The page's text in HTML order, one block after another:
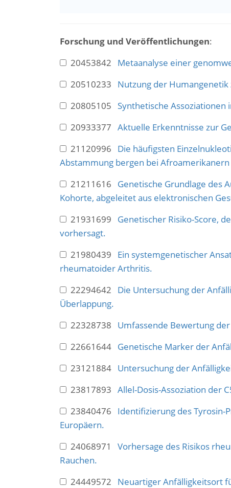
Forschung und Veröffentlichungen:
20453842 Metaanalyse einer
20510233 Nutzung der
20805105 Synthetische
20933377 Aktuelle Erkenntnisse zur
21120996 Die häufigsten
Abstammung bergen bei
21211616 Genetische Grundlage des
Kohorte, abgeleitet aus elektronischen
21931699 Genetischer Risiko-Score,
vorhersagt.
21980439 Ein systemgenetischer
rheumatoider Arthritis.
22294642 Die Untersuchung der
Überlappung.
22328738 Umfassende Bewertung
22661644 Genetische Marker der
23121884 Untersuchung der
23817893 Allel-Dosis-Assoziation der
23840476 Identifizierung des Tyrosin-
Europäern.
24068971 Vorhersage des Risikos
Rauchen.
24449572 Neuartiger Anfälligkeitsort